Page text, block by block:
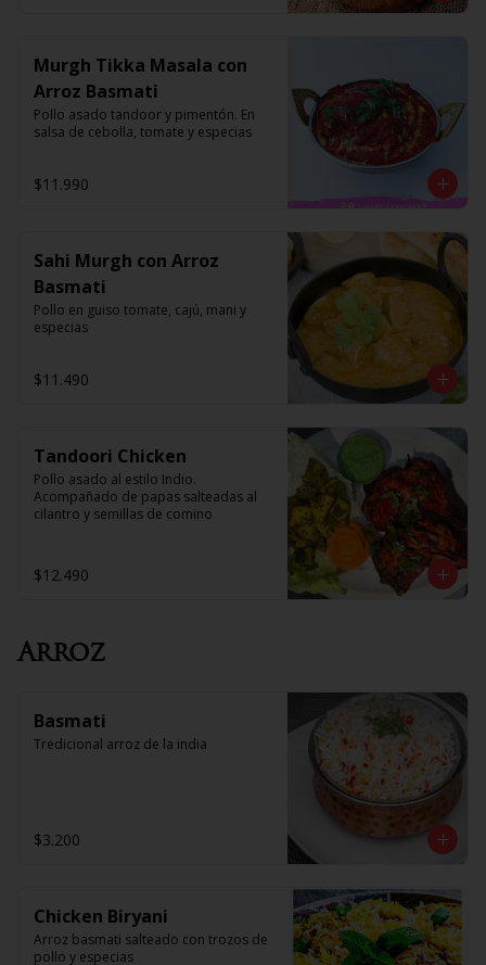
Murgh Tikka Masala con
Arroz Basmati
Pollo asado tandoor y pimentón. En
salsa de cebolla, tomate y especias
$11.990
Sahi Murgh con Arroz
Basmati
Pollo en guiso tomate, cajú, mani y
especias
$11.490
Tandoori Chicken
Pollo asado al estilo Indio.
Acompañado de papas salteadas al
cilantro y semillas de comino
$12.490
Arroz
Basmati
Tredicional arroz de la india
$3.200
Chicken Biryani
Arroz basmati salteado con trozos de
pollo y especias